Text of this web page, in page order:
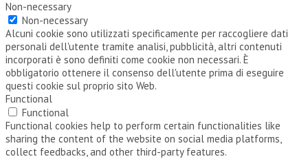
Non-necessary
Non-necessary
Alcuni cookie sono utilizzati specificamente per raccogliere dati
personali dell'utente tramite analisi, pubblicità, altri contenuti
incorporati è sono definiti come cookie non necessari. È
obbligatorio ottenere il consenso dell'utente prima di eseguire
questi cookie sul proprio sito Web.
Functional
Functional
Functional cookies help to perform certain functionalities like
sharing the content of the website on social media platforms,
collect feedbacks, and other third-party features.